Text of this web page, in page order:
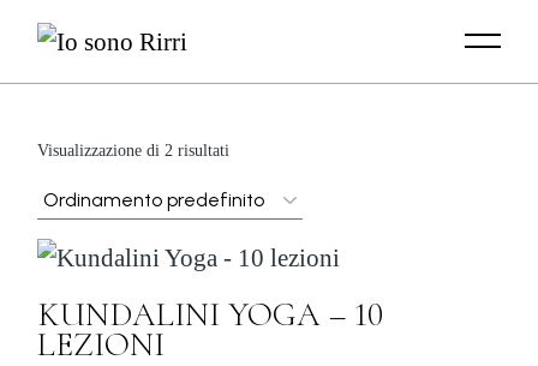
content
Visualizzazione di 2 risultati
KUNDALINI YOGA – 10
LEZIONI